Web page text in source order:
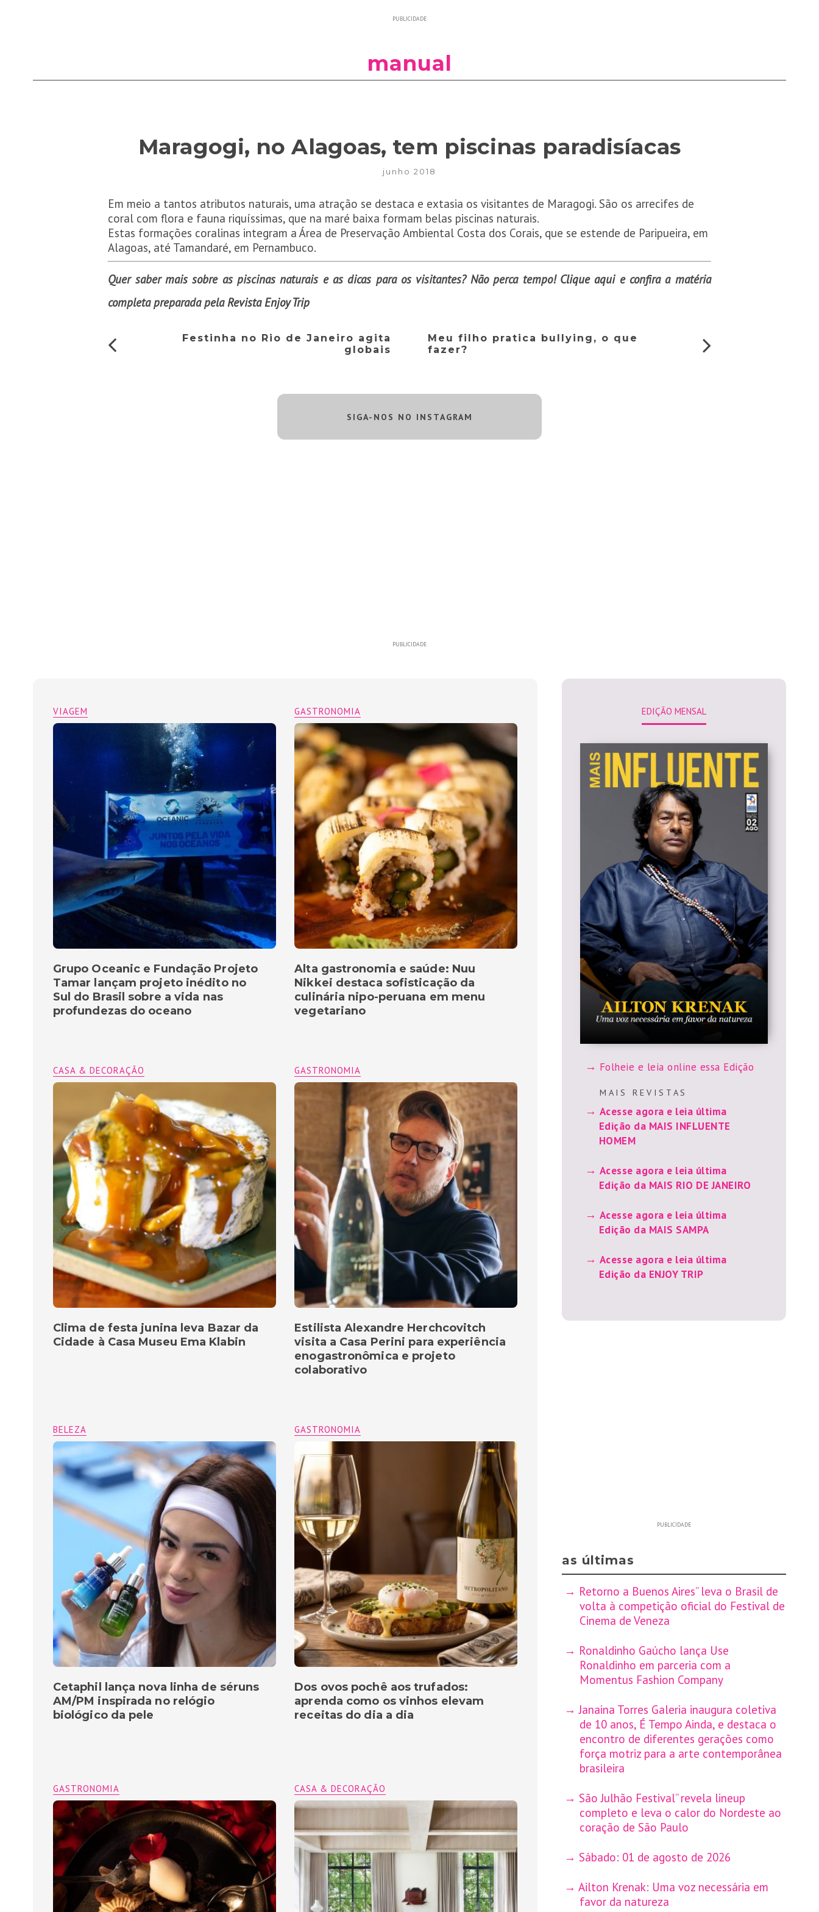
PUBLICIDADE
manual
Maragogi, no Alagoas, tem piscinas paradisíacas
junho 2018
Em meio a tantos atributos naturais, uma atração se destaca e extasia os visitantes de Maragogi. São os arrecifes de
coral com flora e fauna riquíssimas, que na maré baixa formam belas piscinas naturais.
Estas formações coralinas integram a Área de Preservação Ambiental Costa dos Corais, que se estende de Paripueira, em
Alagoas, até Tamandaré, em Pernambuco.
Quer saber mais sobre as piscinas naturais e as dicas para os visitantes? Não perca tempo! Clique aquie confira a matéria
completa preparada pelaRevista Enjoy Trip
Festinha no Rio de Janeiro agita
globais
Meu filho pratica bullying, o que
fazer?
SIGA-NOS NO INSTAGRAM
PUBLICIDADE
GASTRONOMIA
Alta gastronomia e saúde: Nuu
Nikkei destaca sofisticação da
culinária nipo-peruana em menu
vegetariano
VIAGEM
Grupo Oceanic e Fundação Projeto
Tamar lançam projeto inédito no
Sul do Brasil sobre a vida nas
profundezas do oceano
GASTRONOMIA
Estilista Alexandre Herchcovitch
visita a Casa Perini para experiência
enogastronômica e projeto
colaborativo
CASA & DECORAÇÃO
Clima de festa junina leva Bazar da
Cidade à Casa Museu Ema Klabin
GASTRONOMIA
Dos ovos pochê aos trufados:
aprenda como os vinhos elevam
receitas do dia a dia
BELEZA
Cetaphil lança nova linha de séruns
AM/PM inspirada no relógio
biológico da pele
CASA & DECORAÇÃO
GASTRONOMIA
EDIÇÃO MENSAL
Folheie e leia online essa Edição
M A I S R E V I S T A S
Acesse agora e leia última
Edição da MAIS INFLUENTE
HOMEM
Acesse agora e leia última
Edição da MAIS RIO DE JANEIRO
Acesse agora e leia última
Edição da MAIS SAMPA
Acesse agora e leia última
Edição da ENJOY TRIP
PUBLICIDADE
as últimas
Retorno a Buenos Aires” leva o Brasil de
volta à competição oficial do Festival de
Cinema de Veneza
Ronaldinho Gaúcho lança Use
Ronaldinho em parceria com a
Momentus Fashion Company
Janaina Torres Galeria inaugura coletiva
de 10 anos, É Tempo Ainda, e destaca o
encontro de diferentes gerações como
força motriz para a arte contemporânea
brasileira
São Julhão Festival” revela lineup
completo e leva o calor do Nordeste ao
coração de São Paulo
Sábado: 01 de agosto de 2026
Ailton Krenak: Uma voz necessária em
favor da natureza